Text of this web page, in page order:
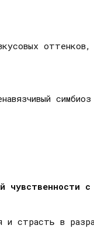
чувственности с
страсть в